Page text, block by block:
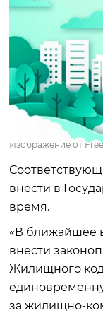
Изображение от
внести в
время.
«В ближайшее
внести
Жилищного
за жилищно-